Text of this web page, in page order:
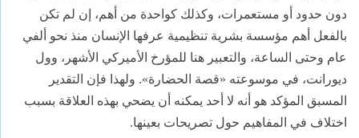
دون حدود أو مستعمرات، وكذلك كواحدة من أهم، إن لم تكن
بالفعل أهم مؤسسة بشرية تنظيمية عرفها الإنسان منذ نحو ألفي
عام وحتى الساعة، والتعبير هنا للمؤرخ الأميركي الأشهر، وول
ديورانت، في موسوعته «قصة الحضارة». ولهذا فإن التقدير
المسبق المؤكد هو أنه لا أحد يمكنه أن يضحي بهذه العلاقة بسبب
اختلاف في المفاهيم حول تصريحات بعينها.